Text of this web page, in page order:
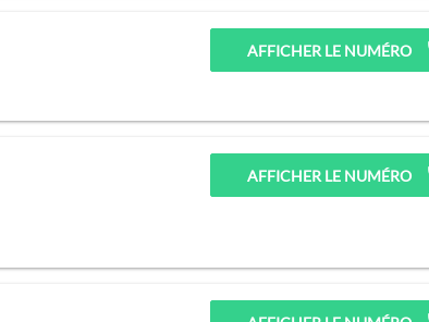
AFFICHER LE NUMÉRO
AFFICHER LE NUMÉRO